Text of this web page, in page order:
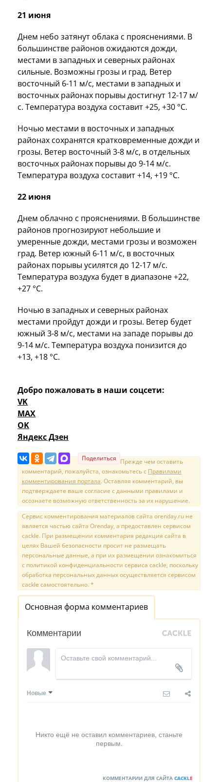
21 июня
Днем небо затянут облака с прояснениями. В
большинстве районов ожидаются дожди,
местами в западных и северных районах
сильные. Возможны грозы и град. Ветер
восточный 6-11 м/с, местами в западных и
восточных районах порывы достигнут 12-17 м/
с. Температура воздуха составит +25, +30 °C.
Ночью местами в восточных и западных
районах сохранятся кратковременные дожди и
грозы. Ветер восточный 3-8 м/с, в отдельных
восточных районах порывы до 9-14 м/с.
Температура воздуха составит +14, +19 °C.
22 июня
Днем облачно с прояснениями. В большинстве
районов прогнозируют небольшие и
умеренные дожди, местами грозы и возможен
град. Ветер южный 6-11 м/с, в восточных
районах порывы усилятся до 12-17 м/с.
Температура воздуха будет в диапазоне +22,
+27 °C.
Ночью в западных и северных районах
местами пройдут дожди и грозы. Ветер будет
южный 3-8 м/с, местами на западе порывы до
9-14 м/с. Температура воздуха понизится до
+13, +18 °C.
Добро пожаловать в наши соцсети:
VK
MAX
OK
Яндекс Дзен
Поделиться Прежде чем оставить
комментарий, пожалуйста, ознакомьтесь с Правилами
комментирования портала. Оставляя комментарий, вы
подтверждаете ваше согласие с данными правилами и
осознаете возможную ответственность за их нарушение.
Сервис комментирования материалов сайта orenday.ru не
является частью сайта Orenday, а предоставлен сервисом
cackle. При размещении комментария редакция сайта в
целях Вашей безопасности просит не размещать
персональные данные, а при их размещении ознакомиться
с политикой конфиденциальности сервиса cackle, поскольку
обработка персональных данных осуществляется сервисом
cackle самостоятельно. *
Основная форма комментариев
Комментарии
Новые
Никто ещё не оставил комментариев, станьте
первым.
КОММЕНТАРИИ ДЛЯ САЙТА CACKLE